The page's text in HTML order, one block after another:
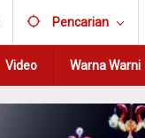
Pencarian
Video Warna Warni